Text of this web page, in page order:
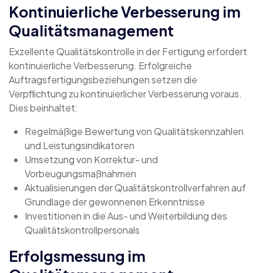
Kontinuierliche Verbesserung im
Qualitätsmanagement
Exzellente Qualitätskontrolle in der Fertigung erfordert
kontinuierliche Verbesserung. Erfolgreiche
Auftragsfertigungsbeziehungen setzen die
Verpflichtung zu kontinuierlicher Verbesserung voraus.
Dies beinhaltet:
Regelmäßige Bewertung von Qualitätskennzahlen
und Leistungsindikatoren
Umsetzung von Korrektur- und
Vorbeugungsmaßnahmen
Aktualisierungen der Qualitätskontrollverfahren auf
Grundlage der gewonnenen Erkenntnisse
Investitionen in die Aus- und Weiterbildung des
Qualitätskontrollpersonals
Erfolgsmessung im